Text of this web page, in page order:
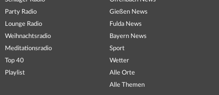
Party Radio
Lounge Radio
Weihnachtsradio
Meditationsradio
Top 40
Playlist
Gießen News
Fulda News
Bayern News
Sport
Wetter
Alle Orte
Alle Themen